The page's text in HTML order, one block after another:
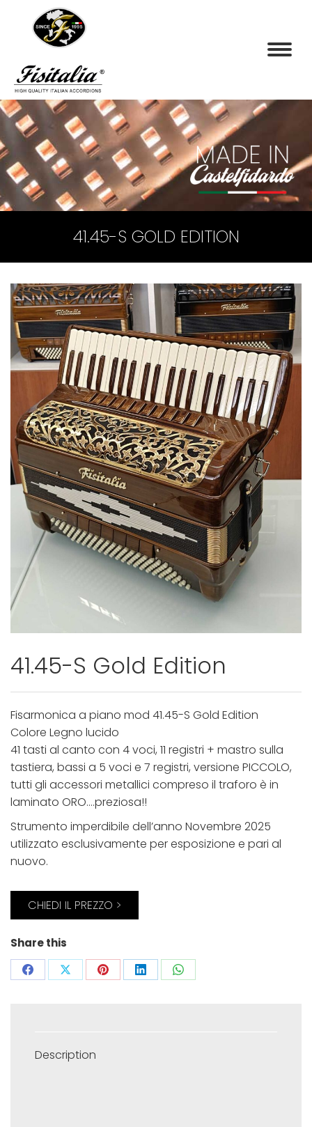
41.45-S GOLD EDITION
41.45-S Gold Edition
Fisarmonica a piano mod 41.45-S Gold Edition
Colore Legno lucido
41 tasti al canto con 4 voci, 11 registri + mastro sulla
tastiera, bassi a 5 voci e 7 registri, versione PICCOLO,
tutti gli accessori metallici compreso il traforo è in
laminato ORO….preziosa!!
Strumento imperdibile dell’anno Novembre 2025
utilizzato esclusivamente per esposizione e pari al
nuovo.
CHIEDI IL PREZZO >
Share this
Share Share Share Share Share
Description